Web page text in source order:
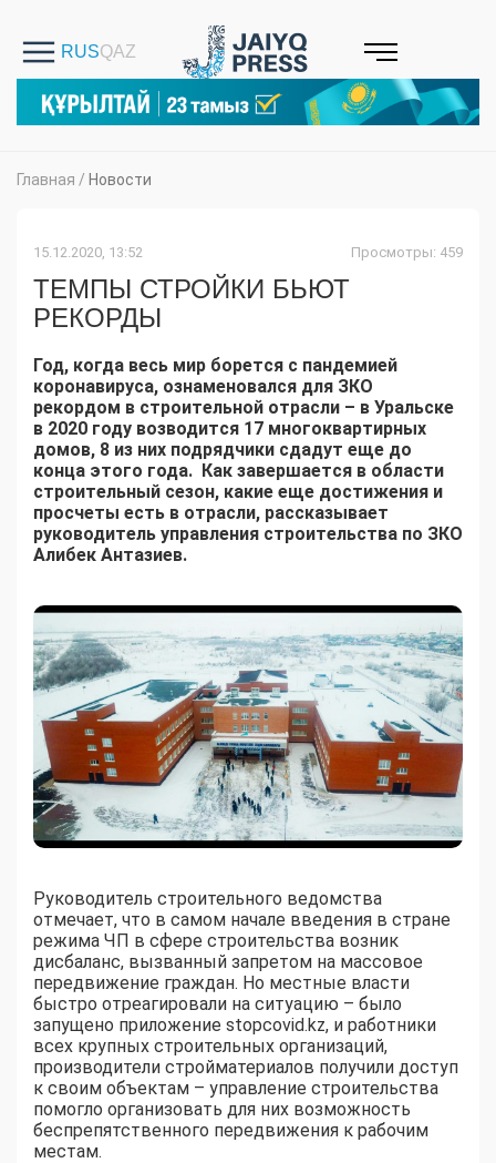
Главная / Новости
15.12.2020, 13:52 Просмотры: 459
ТЕМПЫ СТРОЙКИ БЬЮТ
РЕКОРДЫ
Год, когда весь мир борется с пандемией
коронавируса, ознаменовался для ЗКО
рекордом в строительной отрасли – в Уральске
в 2020 году возводится 17 многоквартирных
домов, 8 из них подрядчики сдадут еще до
конца этого года. Как завершается в области
строительный сезон, какие еще достижения и
просчеты есть в отрасли, рассказывает
руководитель управления строительства по ЗКО
Алибек Антазиев.
Руководитель строительного ведомства
отмечает, что в самом начале введения в стране
режима ЧП в сфере строительства возник
дисбаланс, вызванный запретом на массовое
передвижение граждан. Но местные власти
быстро отреагировали на ситуацию – было
запущено приложение stopcovid.kz, и работники
всех крупных строительных организаций,
производители стройматериалов получили доступ
к своим объектам – управление строительства
помогло организовать для них возможность
беспрепятственного передвижения к рабочим
местам.